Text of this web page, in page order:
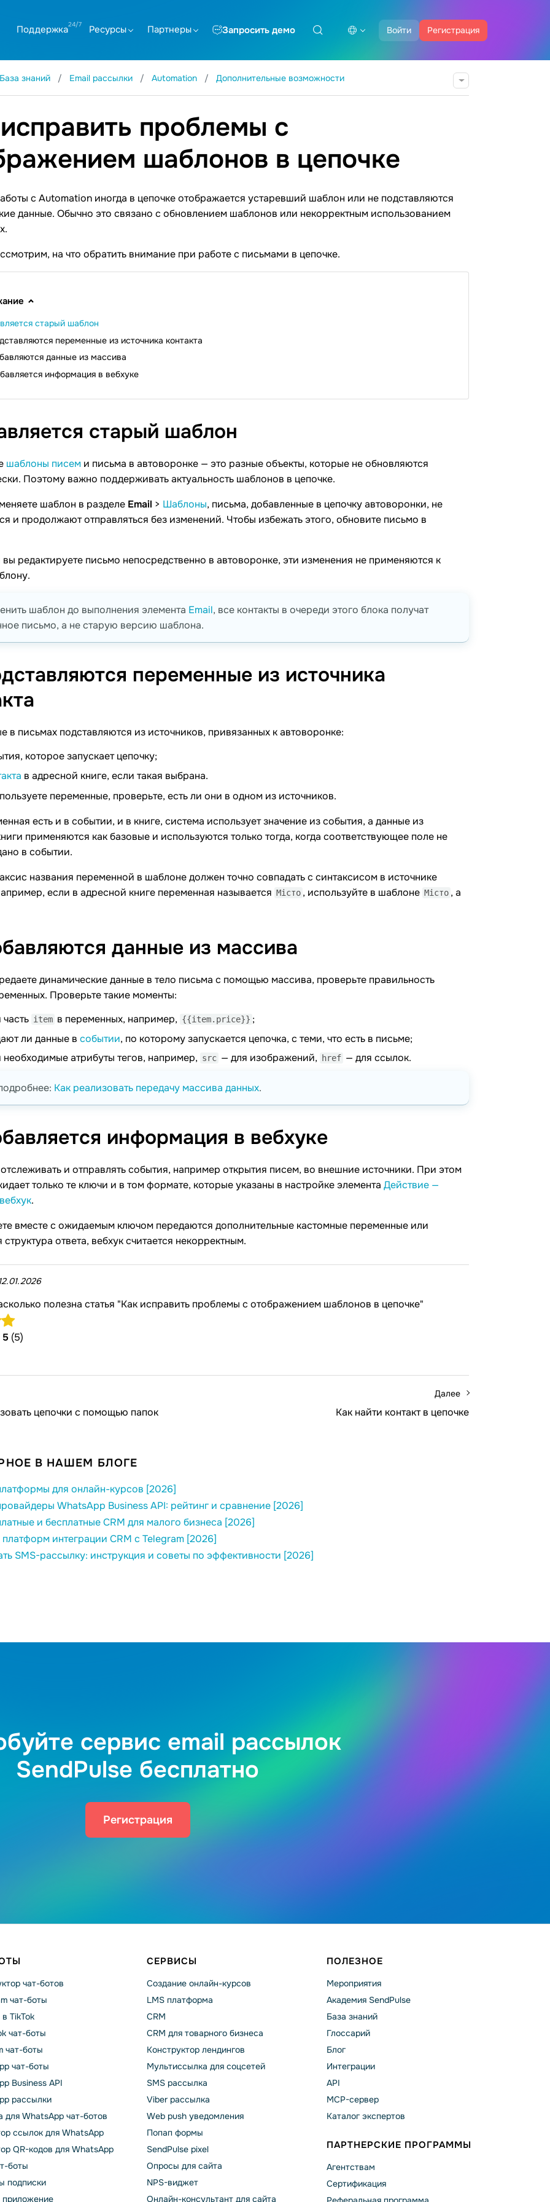
Войти Регистрация
Поддержка Ресурсы Партнеры Запросить демо
База знаний Email рассылки Automation Дополнительные возможности
проблемы с
шаблонов в цепочке
с Automation иногда в цепочке отображается устаревший шаблон или не подставляются
данные. Обычно это связано с обновлением шаблонов или некорректным использованием
на что обратить внимание при работе с письмами в цепочке.
старый шаблон
переменные из источника контакта
данные из массива
информация в вебхуке
старый шаблон
шаблоны писем и письма в автоворонке — это разные объекты, которые не обновляются
Поэтому важно поддерживать актуальность шаблонов в цепочке.
шаблон в разделе Email > Шаблоны, письма, добавленные в цепочку автоворонки, не
и продолжают отправляться без изменений. Чтобы избежать этого, обновите письмо в
редактируете письмо непосредственно в автоворонке, эти изменения не применяются к
шаблон до выполнения элемента Email, все контакты в очереди этого блока получат
письмо, а не старую версию шаблона.
переменные из источника
в письмах подставляются из источников, привязанных к автоворонке:
которое запускает цепочку;
в адресной книге, если такая выбрана.
переменные, проверьте, есть ли они в одном из источников.
есть и в событии, и в книге, система использует значение из события, а данные из
применяются как базовые и используются только тогда, когда соответствующее поле не
в событии.
названия переменной в шаблоне должен точно совпадать с синтаксисом в источнике
если в адресной книге переменная называется Місто , используйте в шаблоне Місто , а
данные из массива
динамические данные в тело письма с помощью массива, проверьте правильность
Проверьте такие моменты:
часть item в переменных, например, {{item.price}} ;
ли данные в событии, по которому запускается цепочка, с теми, что есть в письме;
необходимые атрибуты тегов, например, src — для изображений, href — для ссылок.
Как реализовать передачу массива данных.
информация в вебхуке
и отправлять события, например открытия писем, во внешние источники. При этом
только те ключи и в том формате, которые указаны в настройке элемента Действие —
.
вместе с ожидаемым ключом передаются дополнительные кастомные переменные или
структура ответа, вебхук считается некорректным.
12.01.2026
полезна статья "Как исправить проблемы с отображением шаблонов в цепочке"
5 (5)
цепочки с помощью папок
Далее
Как найти контакт в цепочке
В НАШЕМ БЛОГЕ
для онлайн-курсов [2026]
WhatsApp Business API: рейтинг и сравнение [2026]
и бесплатные CRM для малого бизнеса [2026]
интеграции CRM с Telegram [2026]
SMS-рассылку: инструкция и советы по эффективности [2026]
сервис email рассылок
SendPulse бесплатно
Регистрация
чат-ботов
чат-боты
TikTok
чат-боты
чат-боты
чат-боты
Business API
рассылки
для WhatsApp чат-ботов
ссылок для WhatsApp
QR-кодов для WhatsApp
боты
подписки
приложение
СЕРВИСЫ
Создание онлайн-курсов
LMS платформа
CRM
CRM для товарного бизнеса
Конструктор лендингов
Мультиссылка для соцсетей
SMS рассылка
Viber рассылка
Web push уведомления
Попап формы
SendPulse pixel
Опросы для сайта
NPS-виджет
Онлайн-консультант для сайта
ПОЛЕЗНОЕ
Мероприятия
Академия SendPulse
База знаний
Глоссарий
Блог
Интеграции
API
MCP-сервер
Каталог экспертов
ПАРТНЕРСКИЕ ПРОГРАММЫ
Агентствам
Сертификация